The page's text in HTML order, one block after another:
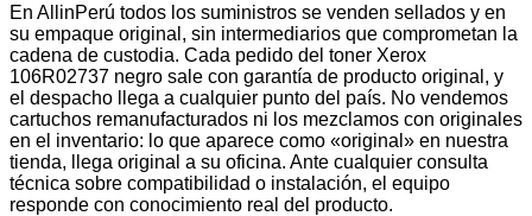
En AllinPerú todos los suministros se venden sellados y en
su empaque original, sin intermediarios que comprometan la
cadena de custodia. Cada pedido del toner Xerox
106R02737 negro sale con garantía de producto original, y
el despacho llega a cualquier punto del país. No vendemos
cartuchos remanufacturados ni los mezclamos con originales
en el inventario: lo que aparece como «original» en nuestra
tienda, llega original a su oficina. Ante cualquier consulta
técnica sobre compatibilidad o instalación, el equipo
responde con conocimiento real del producto.